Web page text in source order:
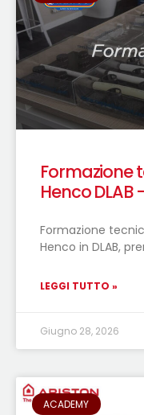
Formazione
Henco DLAB
Formazione
Henco in DLAB,
LEGGI TUTTO »
Giugno 28, 2026
ACADEMY